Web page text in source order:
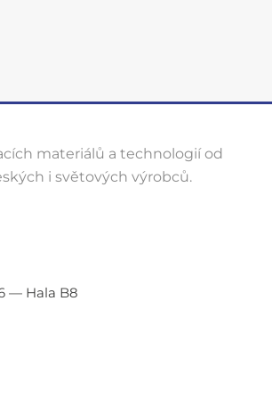
materiálů a technologií od
i světových výrobců.
— Hala B8